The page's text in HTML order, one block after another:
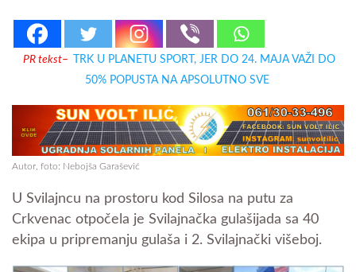
PR tekst–
TRK U PLANETU SPORT, JER DO 24. MAJA VAŽI DO
50% POPUSTA NA APSOLUTNO SVE
Autor, foto: Nebojša Garašević
U Svilajncu na prostoru kod Silosa na putu za
Crkvenac otpočela je Svilajnačka gulašijada sa 40
ekipa u pripremanju gulaša i 2. Svilajnački višeboj.